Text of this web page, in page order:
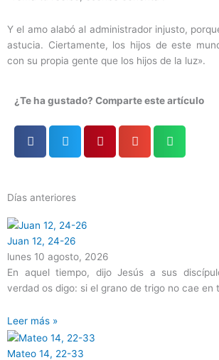
Y el amo alabó al administrador injusto,
astucia. Ciertamente, los hijos de este
con su propia gente que los hijos de la luz».
¿Te ha gustado? Comparte este artículo
Días anteriores
Juan 12, 24-26
lunes 10 agosto, 2026
En aquel tiempo, dijo Jesús a sus
verdad os digo: si el grano de trigo no cae en
Leer más »
Mateo 14, 22-33
Página
Página
Página
Página
Página